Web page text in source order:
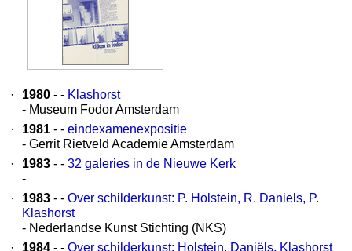
· 1980 - - Klashorst
- Museum Fodor Amsterdam
·
1981 - - eindexamenexpositie
- Gerrit Rietveld Academie Amsterdam
·
1983 - - 32 galeries in de Nieuwe Kerk
-
·
1983 - - Over schilderkunst: P. Holstein, R. Daniels, P.
Klashorst
- Nederlandse Kunst Stichting (NKS)
·
1984 - - Over schilderkunst: Holstein, Daniëls, Klashorst